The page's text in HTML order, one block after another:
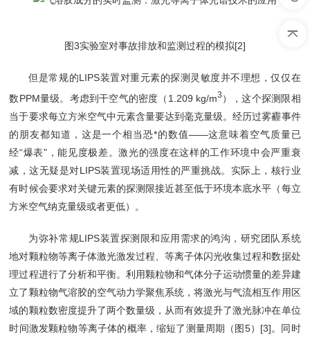
图3实验室对事故排放和监测过程的模拟[2]
但是常规的LIPS装置对重元素的探测灵敏度并不理想，仅仅在
数PPM量级。考虑到干空气的密度（1.209 kg/m3 ），这个探测限相
当于要求每立方米空气中元素含量要达到毫克量级。经历过雾霾事件
的朋友都知道，这是一个相当恐*的数值——这意味着空气质量已
经“爆表"，能见度极差。激光的强度在这样的工作环境中会严重衰
减，这无疑是对LIPS装置现场适用性的严重挑战。实际上，核行业
有时候会要求对关键元素的探测限接近甚至低于环境本底水平（每立
方米空气纳克量级或者更低）。
为弥补常规LIPS装置探测限和应用需求的鸿沟，研究团队系统
地对颗粒物等离子体激光激发过程、等离子体闪光收集过程和数据处
理过程进行了分析和平衡。利用颗粒物和气体分子运动惯量的差异建
立了颗粒物气溶胶的空气动力学聚焦系统，将激光与气流相互作用区
域的颗粒数密度提升了两个数量级，从而有效提升了激光脉冲在单位
时间激发颗粒物等离子体的概率，缩短了测量周期（图5）[3]。同时